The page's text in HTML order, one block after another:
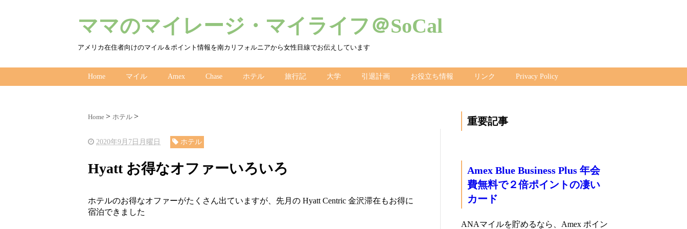
ママのマイレージ・マイライフ＠SoCal
アメリカ在住者向けのマイル＆ポイント情報を南カリフォルニアから女性目線でお伝えしています
Home マイル Amex Chase ホテル 旅行記 大学 引退計画 お役立ち情報 リンク Privacy Policy
Home ホテル
2020年9月7日月曜日 ホテル
Hyatt お得なオファーいろいろ
ホテルのお得なオファーがたくさん出ていますが、先月の Hyatt Centric 金沢滞在もお得に
宿泊できました
重要記事
Amex Blue Business Plus 年会
費無料で２倍ポイントの凄い
カード
ANAマイルを貯めるなら、Amex ポイン